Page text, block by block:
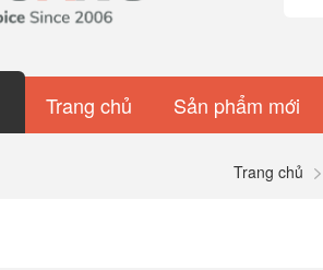
Trang chủ Sản phẩm mới
Trang chủ